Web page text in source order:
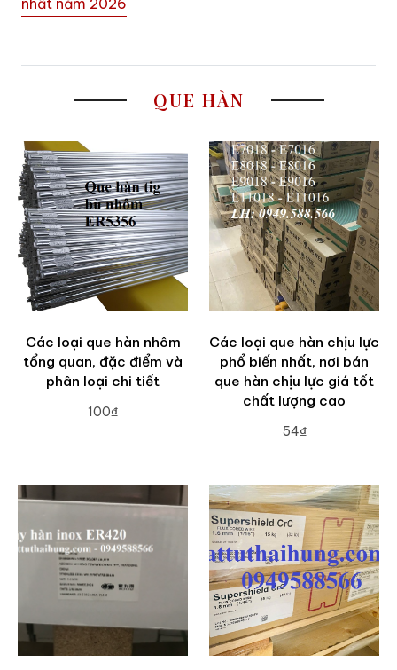
QUE HÀN
Các loại que hàn nhôm
tổng quan, đặc điểm và
phân loại chi tiết
100₫
Các loại que hàn chịu lực
phổ biến nhất, nơi bán
que hàn chịu lực giá tốt
chất lượng cao
54₫